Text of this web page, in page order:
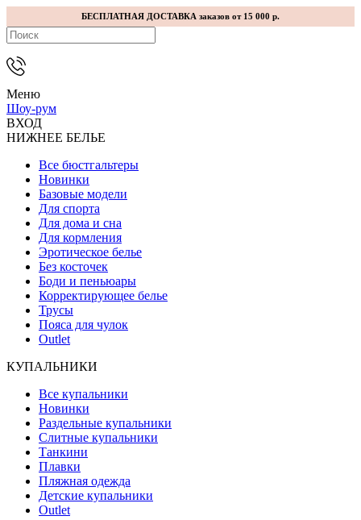
БЕСПЛАТНАЯ ДОСТАВКА заказов от 15 000 р.
Меню
Шоу-рум
ВХОД
НИЖНЕЕ БЕЛЬЕ
Все бюстгальтеры
Новинки
Базовые модели
Для спорта
Для дома и сна
Для кормления
Эротическое белье
Без косточек
Боди и пеньюары
Корректирующее белье
Трусы
Пояса для чулок
Outlet
КУПАЛЬНИКИ
Все купальники
Новинки
Раздельные купальники
Слитные купальники
Танкини
Плавки
Пляжная одежда
Детские купальники
Outlet